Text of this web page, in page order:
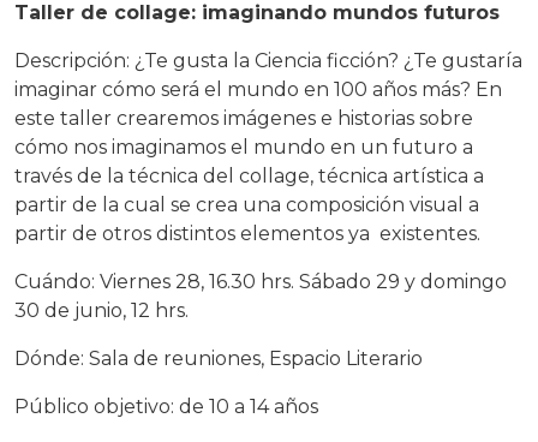
Taller de collage: imaginando mundos futuros
Descripción: ¿Te gusta la Ciencia ficción? ¿Te gustaría
imaginar cómo será el mundo en 100 años más? En
este taller crearemos imágenes e historias sobre
cómo nos imaginamos el mundo en un futuro a
través de la técnica del collage, técnica artística a
partir de la cual se crea una composición visual a
partir de otros distintos elementos ya existentes.
Cuándo: Viernes 28, 16.30 hrs. Sábado 29 y domingo
30 de junio, 12 hrs.
Dónde: Sala de reuniones, Espacio Literario
Público objetivo: de 10 a 14 años